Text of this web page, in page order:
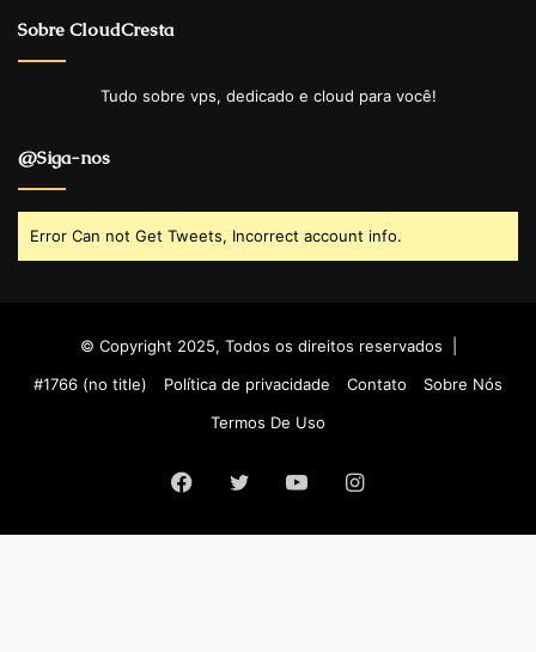
Sobre CloudCresta
Tudo sobre vps, dedicado e cloud para você!
@Siga-nos
Error Can not Get Tweets, Incorrect account info.
© Copyright 2025, Todos os direitos reservados |
#1766 (no title)
Política de privacidade Contato
Sobre Nós
Termos De Uso
Facebook
Twitter YouTubeInstagram